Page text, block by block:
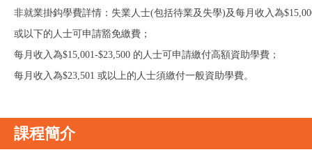
非就業掛鈎學費詳情：失業人士(包括待業及失學)及每月收入為
或以下的人士可申請豁免繳費；
每月收入為$15,001-$23,500 的人士可申請繳付高額資助學費；
每月收入為$23,501 或以上的人士須繳付一般資助學費。
課程簡介